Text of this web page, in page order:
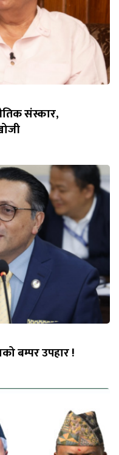
संस्कार,
बम्पर उपहार !